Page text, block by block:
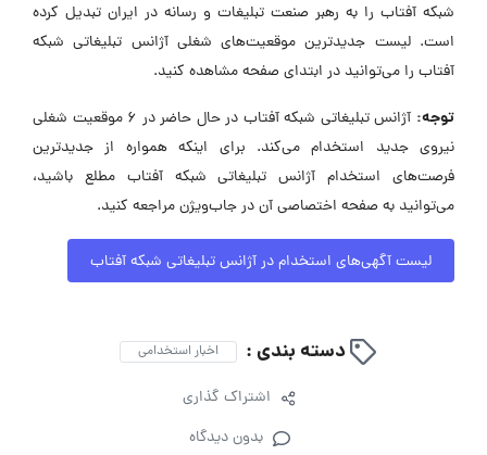
شبکه آفتاب را به رهبر صنعت تبلیغات و رسانه در ایران تبدیل کرده
است. لیست جدیدترین موقعیت‌های شغلی آژانس تبلیغاتی شبکه
آفتاب را می‌توانید در ابتدای صفحه مشاهده کنید.
توجه:
آژانس تبلیغاتی شبکه آفتاب در حال حاضر در ۶ موقعیت شغلی
نیروی جدید استخدام می‌کند. برای اینکه همواره از جدیدترین
فرصت‌های استخدام آژانس تبلیغاتی شبکه آفتاب مطلع باشید،
می‌توانید به صفحه اختصاصی آن در جاب‌ویژن مراجعه کنید.
لیست آگهی‌های استخدام در آژانس تبلیغاتی شبکه آفتاب
دسته بندی : اخبار استخدامی
اشتراک گذاری
بدون دیدگاه